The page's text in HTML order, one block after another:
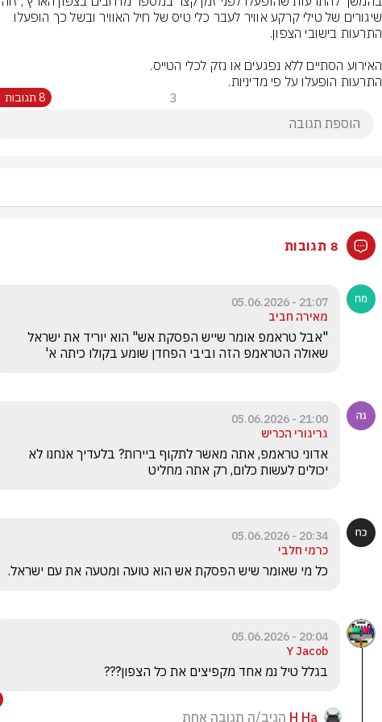
התרעות הופעלו על פי מדיניות.
3 8 תגובות
8 תגובות
21:07 - 05.06.2026
מאירה חביב
שאולה הטראמפ הזה וביבי הפחדן שומע בקולו כיתה א'
21:00 - 05.06.2026
גריגורי הכריש
יכולים לעשות כלום, רק אתה מחליט
20:34 - 05.06.2026
כרמי חלבי
כל מי שאומר שיש הפסקת אש הוא טועה ומטעה את עם ישראל.
20:04 - 05.06.2026
Y Jacob
בגלל טיל נמ אחד מקפיצים את כל הצפון???
H Ha הגיב/ה תגובה אחת